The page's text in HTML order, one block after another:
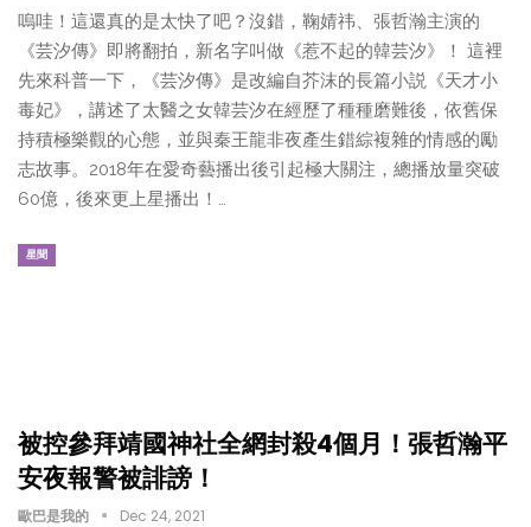
嗚哇！這還真的是太快了吧？沒錯，鞠婧祎、張哲瀚主演的
《芸汐傳》即將翻拍，新名字叫做《惹不起的韓芸汐》！ 這裡
先來科普一下，《芸汐傳》是改編自芥沫的長篇小説《天才小
毒妃》，講述了太醫之女韓芸汐在經歷了種種磨難後，依舊保
持積極樂觀的心態，並與秦王龍非夜產生錯綜複雜的情感的勵
志故事。2018年在愛奇藝播出後引起極大關注，總播放量突破
60億，後來更上星播出！…
星聞
被控參拜靖國神社全網封殺4個月！張哲瀚平
安夜報警被誹謗！
歐巴是我的 Dec 24, 2021